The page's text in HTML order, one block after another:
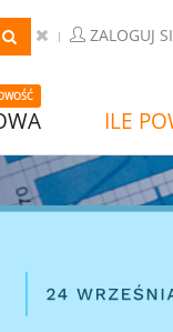
ZALOGUJ
ILE